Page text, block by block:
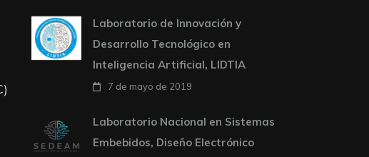
Laboratorio de Innovación y
Desarrollo Tecnológico en
Inteligencia Artificial, LIDTIA
7 de mayo de 2019
Laboratorio Nacional en Sistemas
Embebidos, Diseño Electrónico